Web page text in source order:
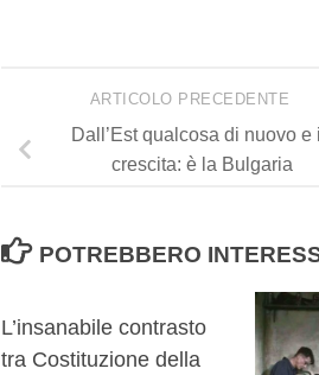
ARTICOLO PRECEDENTE
Dall’Est qualcosa di nuovo e
crescita: è la Bulgaria
POTREBBERO
L’insanabile contrasto
tra Costituzione della